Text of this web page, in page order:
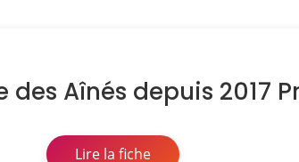
Aînés depuis 2017
Lire la fiche